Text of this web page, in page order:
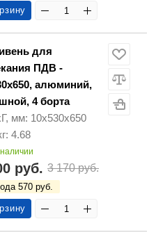
для
ПДВ -
алюминий,
4 борта
мм: 10х530х650
4.68
руб. 3 170 руб.
570 руб.